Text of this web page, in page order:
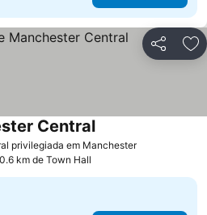
Partilhar
privilegiada em Manchester
Central
km de Town Hall